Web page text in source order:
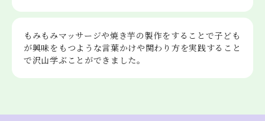
もみもみマッサージや焼き芋の製作をすることで子ども
が興味をもつような言葉かけや関わり方を実践すること
で沢山学ぶことができました。